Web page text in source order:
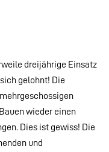
dreijährige Einsatz
gelohnt! Die
wieder einen
Dies ist gewiss! Die
und